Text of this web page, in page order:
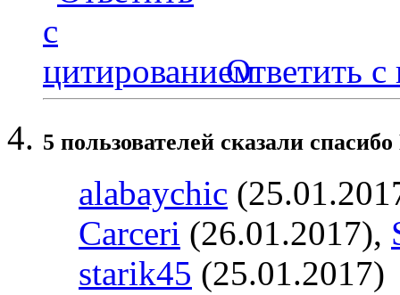
Ответить с
5 пользователей сказали
alabaychic
Carceri (26.01.2017),
starik45 (25.01.2017)